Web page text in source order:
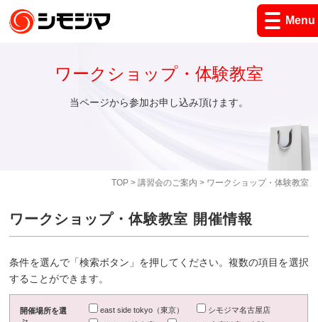
Menu
TOP> 講習会のご案内 > ワークショップ・体験教室
ワークショップ・体験教室
当ページから参加お申し込み頂けます。
ワークショップ・体験教室 開催情報
条件を選んで「検索ボタン」を押してください。複数の項目を選択
することができます。
開催場所を選
east side tokyo（東京）
シモジマ名古屋店